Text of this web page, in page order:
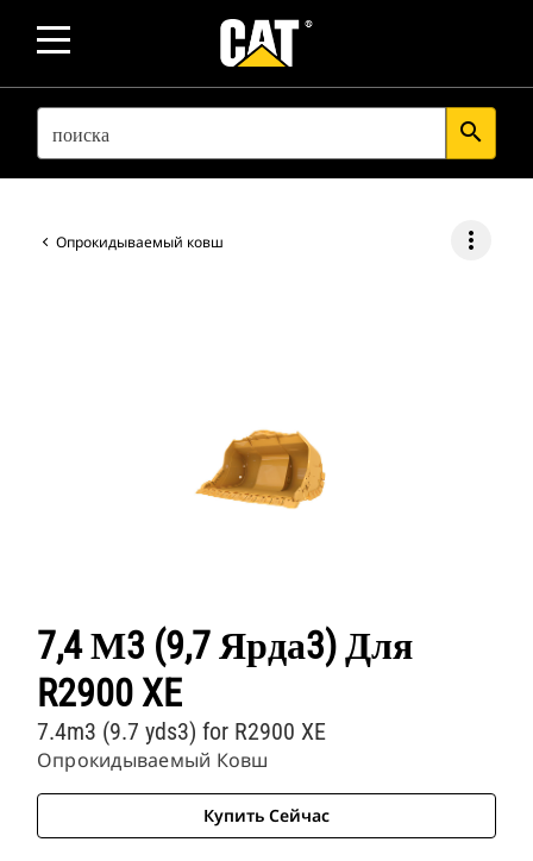
SEARCH search
Опрокидываемый ковш more_vert
7,4 М3 (9,7 Ярда3) Для
R2900 XE
Опрокидываемый Ковш
7.4m3 (9.7 yds3) for R2900 XE
Купить Сейчас